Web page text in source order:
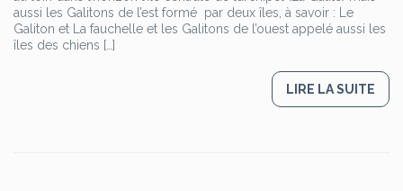
aussi les Galitons de l’est formé par deux îles, à savoir : Le
Galiton et La fauchelle et les Galitons de l’ouest appelé aussi les
îles des chiens […]
LIRE LA SUITE